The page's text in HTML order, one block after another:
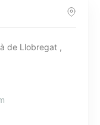
de Llobregat ,